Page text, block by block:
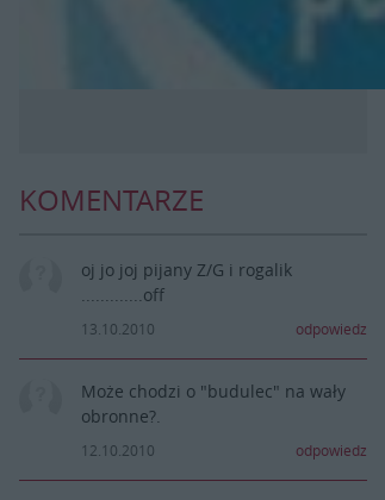
KOMENTARZE
oj jo joj pijany Z/G i rogalik
.............off
13.10.2010 odpowiedz
Może chodzi o "budulec" na wały
obronne?.
12.10.2010 odpowiedz